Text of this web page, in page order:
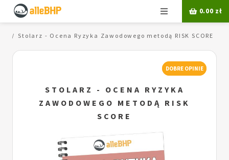
Menu 0.00 zł
Stolarz - Ocena Ryzyka Zawodowego metodą RISK SCORE
DOBRE OPINIE
STOLARZ - OCENA RYZYKA
ZAWODOWEGO METODĄ RISK
SCORE